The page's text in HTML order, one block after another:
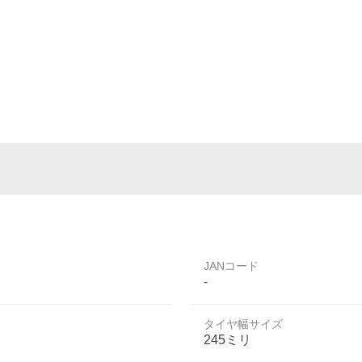
JANコード
-
タイヤ幅サイズ
245ミリ